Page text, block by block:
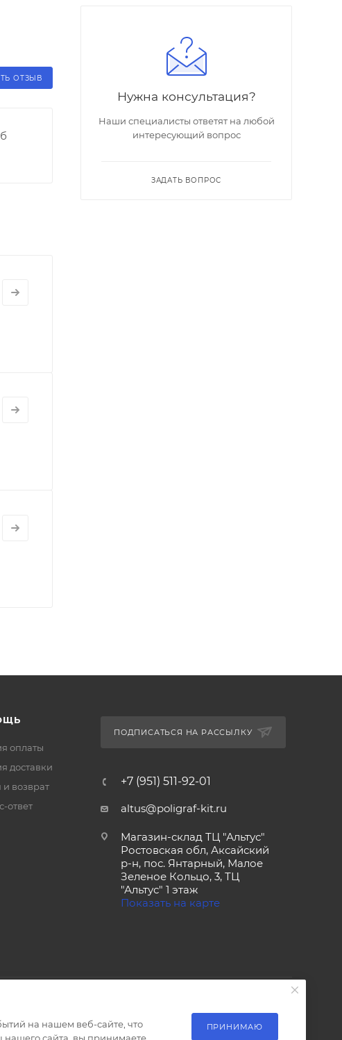
ОТЗЫВ
Нужна консультация?
Наши специалисты ответят на любой
интересующий вопрос
ЗАДАТЬ ВОПРОС
оплаты
доставки
возврат
ответ
ПОДПИСАТЬСЯ НА РАССЫЛКУ
+7 (951) 511-92-01
altus@poligraf-kit.ru
Магазин-склад ТЦ "Альтус"
Ростовская обл, Аксайский
р-н, пос. Янтарный, Малое
Зеленое Кольцо, 3, ТЦ
"Альтус" 1 этаж
Показать на карте
на нашем веб-сайте, что
ПРИНИМАЮ